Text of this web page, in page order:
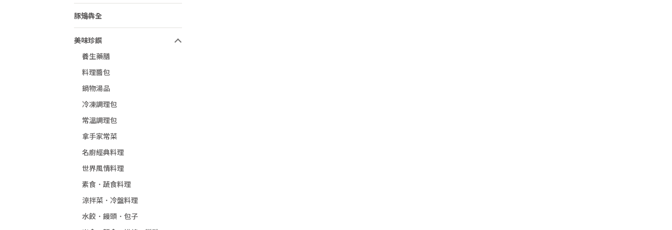
豚鴙犇全
美味珍饌
養生藥膳
料理醬包
鍋物湯品
冷凍調理包
常溫調理包
拿手家常菜
名廚經典料理
世界風情料理
素食．蔬食料理
涼拌菜．冷盤料理
水餃．饅頭．包子